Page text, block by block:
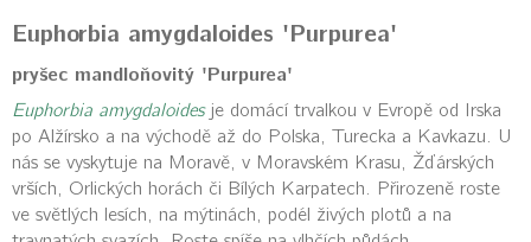
Euphorbia amygdaloides 'Purpurea'
pryšec mandloňovitý 'Purpurea'
Euphorbia amygdaloidesje domácí trvalkou v Evropě od Irska
po Alžírsko a na východě až do Polska, Turecka a Kavkazu. U
nás se vyskytuje na Moravě, v Moravském Krasu, Žďárských
vrších, Orlických horách či Bílých Karpatech. Přirozeně roste
ve světlých lesích, na mýtinách, podél živých plotů a na